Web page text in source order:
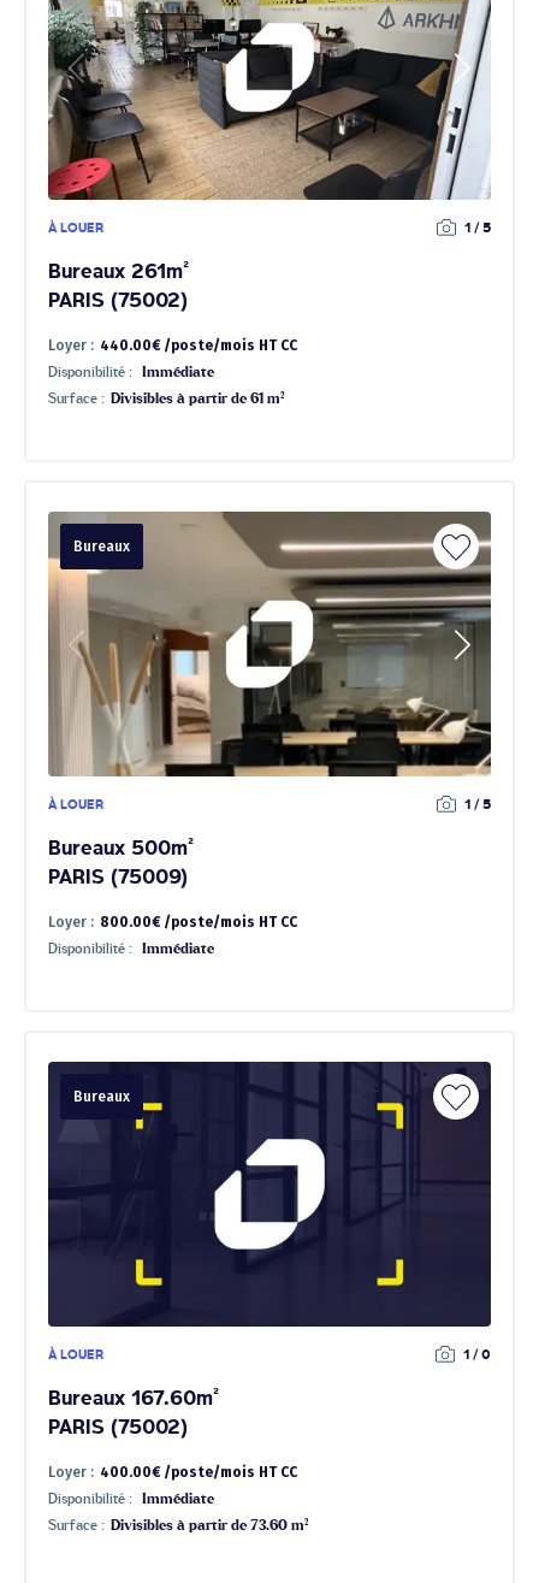
À LOUER 1 / 5
Bureaux 261m²
PARIS (75002)
Loyer : 440.00€ /poste/mois HT CC
Disponibilité :
Immédiate
Surface : Divisibles à partir de 61 m²
Bureaux
À LOUER 1 / 5
Bureaux 500m²
PARIS (75009)
Loyer : 800.00€ /poste/mois HT CC
Disponibilité : Immédiate
Bureaux
À LOUER 1 / 0
Bureaux 167.60m²
PARIS (75002)
Loyer : 400.00€ /poste/mois HT CC
Disponibilité :
Immédiate
Surface : Divisibles à partir de 73.60 m²